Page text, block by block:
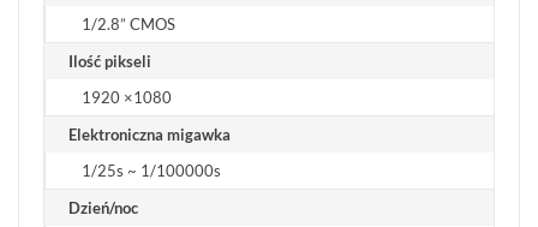
1/2.8” CMOS
Ilość pikseli
1920 ×1080
Elektroniczna migawka
1/25s ~ 1/100000s
Dzień/noc